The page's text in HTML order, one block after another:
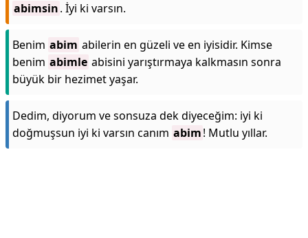
abimsin. İyi ki varsın.
Benim abim abilerin en güzeli ve en iyisidir. Kimse
benim abimle abisini yarıştırmaya kalkmasın sonra
büyük bir hezimet yaşar.
Dedim, diyorum ve sonsuza dek diyeceğim: iyi ki
doğmuşsun iyi ki varsın canım abim! Mutlu yıllar.